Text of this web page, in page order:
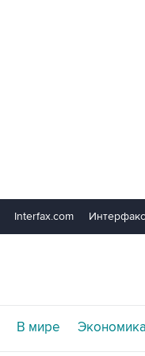
Interfax.com
В мире Экономика